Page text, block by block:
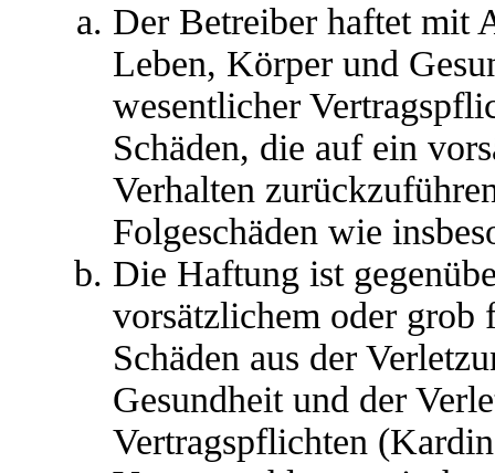
Der Betreiber haftet mit
Leben, Körper und
wesentlicher
Schäden, die auf ein
Verhalten
Folgeschäden wie
Die Haftung ist
vorsätzlichem oder grob
Schäden aus der
Gesundheit und der
Vertragspflichten